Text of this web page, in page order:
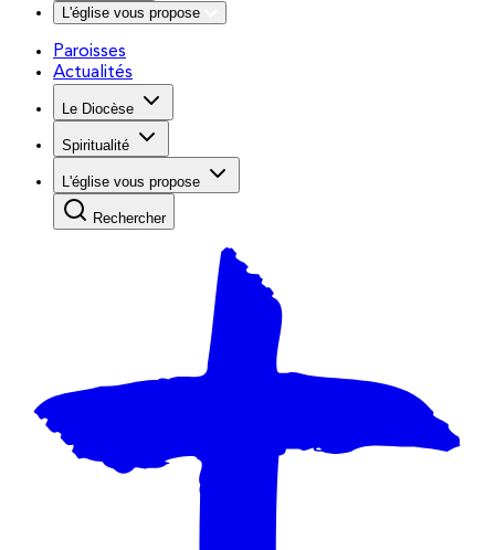
L'église vous propose
Paroisses
Actualités
Le Diocèse
Spiritualité
L'église vous propose
Rechercher